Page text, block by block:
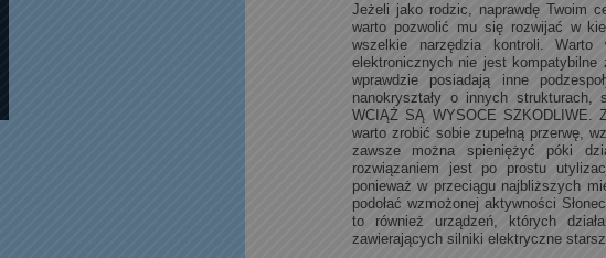
Jeżeli jako rodzic, naprawdę Twoim
warto pozwolić mu się rozwijać w
wszelkie narzędzia kontroli.
elektronicznych nie jest kompatybilne
wprawdzie posiadają inne
nanokryształy o innych
WCIĄŻ SĄ WYSOCE
warto zrobić sobie zupełną przerwę,
zawsze można spieniężyć póki
rozwiązaniem jest po prostu
ponieważ w przeciągu najbliższych
podołać wzmożonej aktywności
to również urządzeń, których
zawierających silniki elektryczne